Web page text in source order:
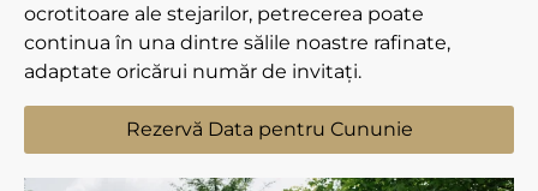
ocrotitoare ale stejarilor, petrecerea poate
continua în una dintre sălile noastre rafinate,
adaptate oricărui număr de invitați.
Rezervă Data pentru Cununie